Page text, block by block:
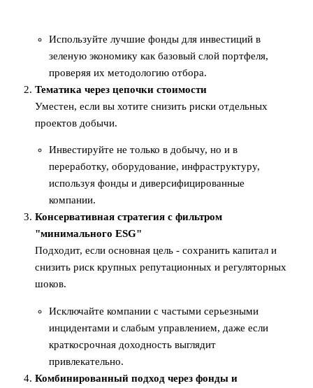
Используйте лучшие фонды для инвестиций в
зеленую экономику как базовый слой портфеля,
проверяя их методологию отбора.
Тематика через цепочки стоимости
Уместен, если вы хотите снизить риски отдельных
проектов добычи.
Инвестируйте не только в добычу, но и в
переработку, оборудование, инфраструктуру,
используя фонды и диверсифицированные
компании.
Консервативная стратегия с фильтром
"минимального ESG"
Подходит, если основная цель - сохранить капитал и
снизить риск крупных репутационных и регуляторных
шоков.
Исключайте компании с частыми серьезными
инцидентами и слабым управлением, даже если
краткосрочная доходность выглядит
привлекательно.
Комбинированный подход через фонды и